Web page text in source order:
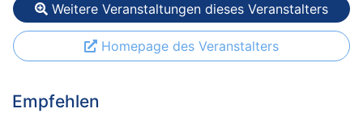
Weitere Veranstaltungen dieses Veranstalters
Homepage des Veranstalters
Empfehlen